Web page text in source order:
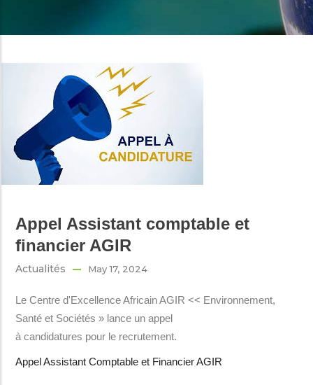
Appel Assistant comptable et
financier AGIR
Actualités May 17, 2024
Le Centre d'Excellence Africain AGIR << Environnement,
Santé et Sociétés » lance un appel
à candidatures pour le recrutement.
Appel Assistant Comptable et Financier AGIR